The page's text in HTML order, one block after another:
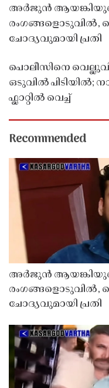
അർജുൻ
രംഗങ്ങളൊടുവിൽ,
ചോദ്യവുമായി പ്രതി
പൊലീസിനെ
ഒടുവിൽ പിടിയിൽ;
ഫ്ലാറ്റിൽ വെച്ച്
Recommended
അർജുൻ
രംഗങ്ങളൊടുവിൽ,
ചോദ്യവുമായി പ്രതി